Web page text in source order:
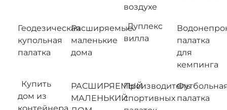
воздухе
Геодезическая
купольная
палатка
Расширяемые
маленькие
дома
Дуплекс
вилла
палатка
для
кемпинга
Купить
дом из
РАСШИРЯЕМЫЙ
МАЛЕНЬКИЙ
Производитель
спортивных палатка